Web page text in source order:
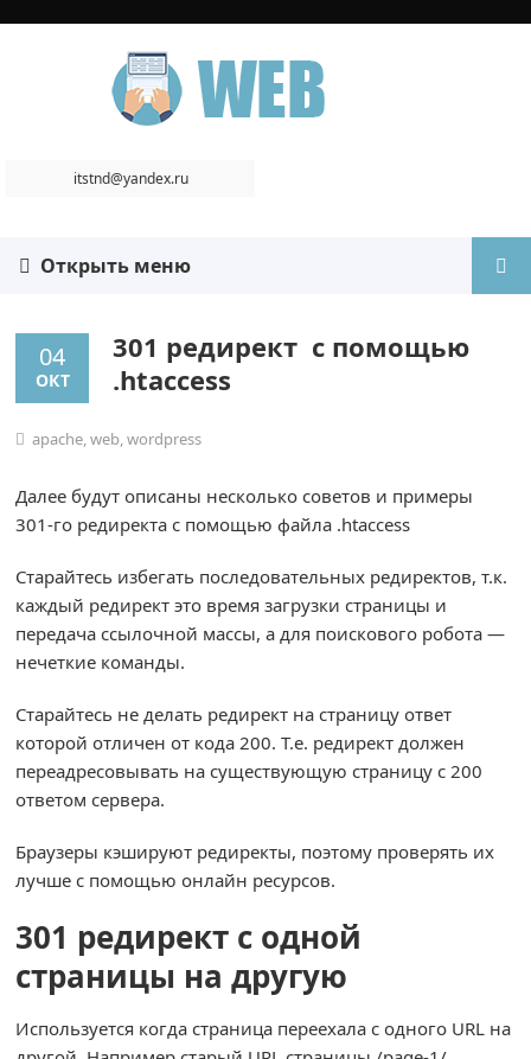
itstnd@yandex.ru
Открыть меню
04
ОКТ
301 редирект с помощью
.htaccess
apache,web,wordpress
Далее будут описаны несколько советов и примеры
301-го редиректа с помощью файла .htaccess
Старайтесь избегать последовательных редиректов, т.к.
каждый редирект это время загрузки страницы и
передача ссылочной массы, а для поискового робота —
нечеткие команды.
Старайтесь не делать редирект на страницу ответ
которой отличен от кода 200. Т.е. редирект должен
переадресовывать на существующую страницу с 200
ответом сервера.
Браузеры кэшируют редиректы, поэтому проверять их
лучше с помощью онлайн ресурсов.
301 редирект с одной
страницы на другую
Используется когда страница переехала с одного URL на